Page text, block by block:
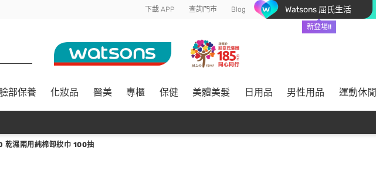
下載 APP 查詢門市 Blog Watsons 屈氏生活
新登場!!
臉部保養 化妝品 醫美 專櫃 保健 美體美髮 日用品 男性用品 運動休閒
乾濕兩用純棉卸妝巾 100抽